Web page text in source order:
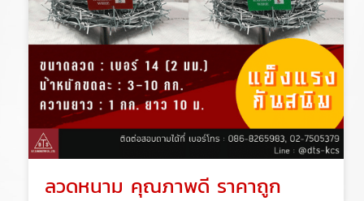
ลวดหนาม คุณภาพดี ราคาถูก